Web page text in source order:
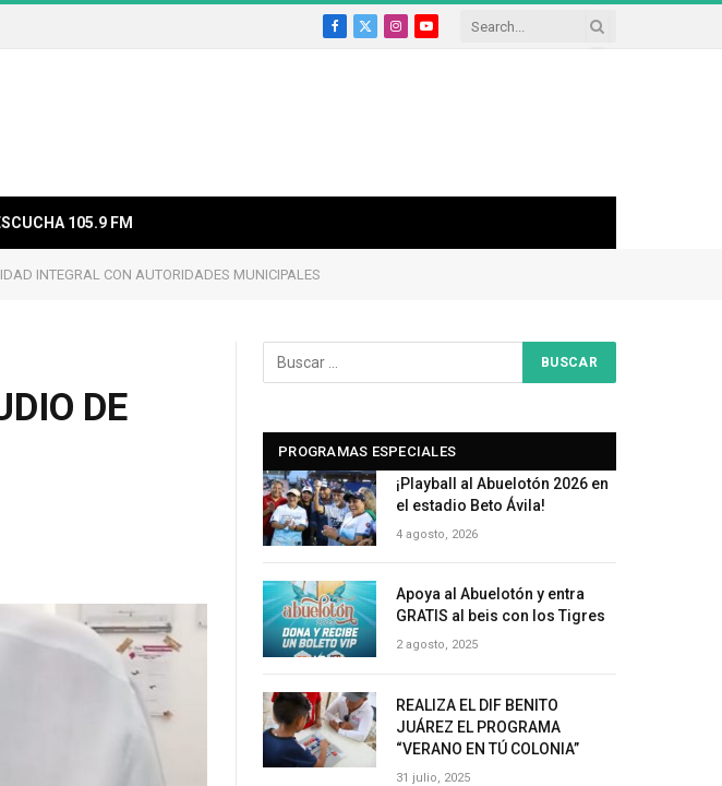
Facebook
X
InstagramYouTube
105.9 FM
INTEGRAL CON AUTORIDADES MUNICIPALES
DE
PROGRAMAS ESPECIALES
¡Playball al Abuelotón 2026 en
el estadio Beto Ávila!
4 agosto, 2026
Apoya al Abuelotón y entra
GRATIS al beis con los Tigres
2 agosto, 2025
REALIZA EL DIF BENITO
JUÁREZ EL PROGRAMA
“VERANO EN TÚ COLONIA”
31 julio, 2025